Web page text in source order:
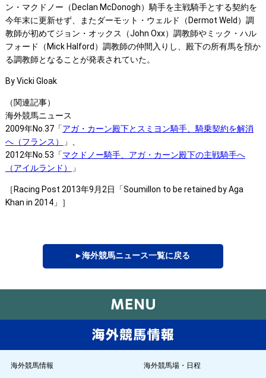
ン・マクドノー（Declan McDonogh）騎手を主戦騎手とする契約を
今年末に更新せず、またダーモット・ウェルド（Dermot Weld）調
教師が初めてジョン・オックス（John Oxx）調教師やミック・ハル
フォード（Mick Halford）調教師の仲間入りし、殿下の所有馬を預か
る調教師となることが発表されていた。
By Vicki Gloak
（関連記事）
海外競馬ニュース
2009年No.37「アガ・カーン殿下とスミヨン騎手、騎乗契約を解消
へ（フランス）
」、
2012年No.53「マクドノー騎手、アガ・カーン殿下の主戦騎手へ
（アイルランド）
」
［Racing Post 2013年9月2日「Soumillon to be retained by Aga
Khan in 2014」］
▸ 海外競馬ニュース一覧に戻る
海外競馬情報 海外競馬場・日程